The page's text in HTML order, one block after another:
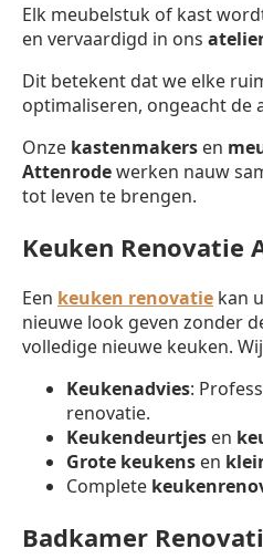
Elk meubelstuk of kast
en vervaardigd in ons
Dit betekent dat we elke
optimaliseren, ongeacht de
Onze kastenmakers en
Attenrodewerken nauw
tot leven te brengen.
Keuken Renovatie
Een keuken renovatie kan
nieuwe look geven zonder
volledige nieuwe keuken.
Keukenadvies:
renovatie.
Keukendeurtjes en
Grote keukens en
Complete
Badkamer